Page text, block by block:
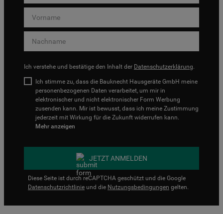
Ich verstehe und bestätige den Inhalt der Datenschutzerklärung.
Ich stimme zu, dass die Bauknecht Hausgeräte GmbH meine
personenbezogenen Daten verarbeitet, um mir in
elektronischer und nicht elektronischer Form Werbung
zusenden kann. Mir ist bewusst, dass ich meine Zustimmung
jederzeit mit Wirkung für die Zukunft widerrufen kann.
Mehr anzeigen
JETZT ANMELDEN
Diese Seite ist durch reCAPTCHA geschützt und die Google
Datenschutzrichtlinie und die Nutzungsbedingungen gelten.